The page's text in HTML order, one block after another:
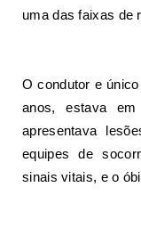
uma das faixas de
O condutor e
anos, estava em
apresentava
equipes de
sinais vitais, e o